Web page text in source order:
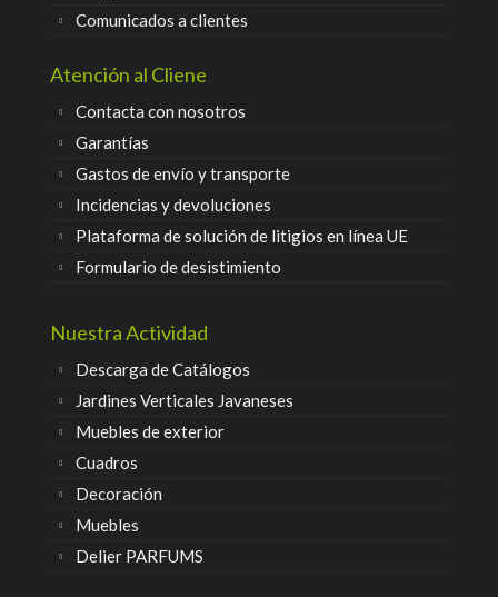
Comunicados a clientes
Atención al Cliene
Contacta con nosotros
Garantías
Gastos de envío y transporte
Incidencias y devoluciones
Plataforma de solución de litigios en línea UE
Formulario de desistimiento
Nuestra Actividad
Descarga de Catálogos
Jardines Verticales Javaneses
Muebles de exterior
Cuadros
Decoración
Muebles
Delier PARFUMS